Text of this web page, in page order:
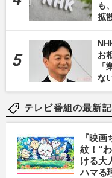
も
拡
お
な
テレビ番組の最新
『映
紋！“
ける大
ハマる